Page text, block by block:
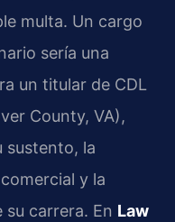
multa. Un cargo
sería una
un titular de CDL
County, VA),
sustento, la
y la
carrera. En Law